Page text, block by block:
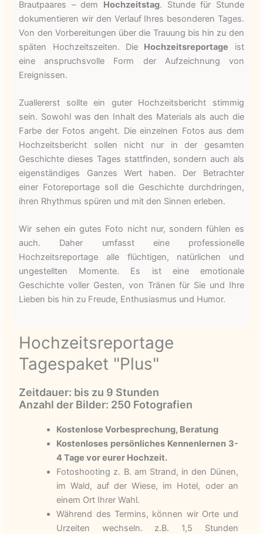
Brautpaares – dem Hochzeitstag. Stunde für Stunde
dokumentieren wir den Verlauf Ihres besonderen Tages.
Von den Vorbereitungen über die Trauung bis hin zu den
späten Hochzeitszeiten. Die Hochzeitsreportage ist
eine anspruchsvolle Form der Aufzeichnung von
Ereignissen.
Zuallererst sollte ein guter Hochzeitsbericht stimmig
sein. Sowohl was den Inhalt des Materials als auch die
Farbe der Fotos angeht. Die einzelnen Fotos aus dem
Hochzeitsbericht sollen nicht nur in der gesamten
Geschichte dieses Tages stattfinden, sondern auch als
eigenständiges Ganzes Wert haben. Der Betrachter
einer Fotoreportage soll die Geschichte durchdringen,
ihren Rhythmus spüren und mit den Sinnen erleben.
Wir sehen ein gutes Foto nicht nur, sondern fühlen es
auch. Daher umfasst eine professionelle
Hochzeitsreportage alle flüchtigen, natürlichen und
ungestellten Momente. Es ist eine emotionale
Geschichte voller Gesten, von Tränen für Sie und Ihre
Lieben bis hin zu Freude, Enthusiasmus und Humor.
Hochzeitsreportage
Tagespaket "Plus"
Zeitdauer: bis zu 9 Stunden
Anzahl der Bilder: 250 Fotografien
Kostenlose Vorbesprechung, Beratung
Kostenloses persönliches Kennenlernen 3-
4 Tage vor eurer Hochzeit.
Fotoshooting z. B. am Strand, in den Dünen,
im Wald, auf der Wiese, im Hotel, oder an
einem Ort Ihrer Wahl.
Während des Termins, können wir Orte und
Urzeiten wechseln. z.B. 1,5 Stunden